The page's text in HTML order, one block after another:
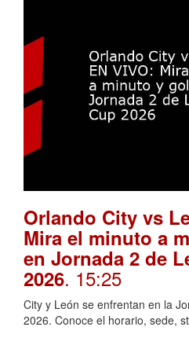
Orlando City vs
Mira el minuto a
en Jornada 2 de
2026. 15:25
City y León se enfrentan en la
2026. Conoce el horario, sede,